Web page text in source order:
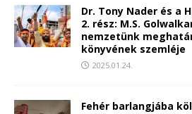
Dr. Tony Nader és a
2. rész: M.S.
nemzetünk
könyvének szemléje
2025.01.24.
Fehér barlangjába